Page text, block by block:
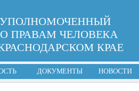
УПОЛНОМОЧЕННЫЙ
ПРАВАМ ЧЕЛОВЕКА
КРАЕ
ДОКУМЕНТЫ НОВОСТИ